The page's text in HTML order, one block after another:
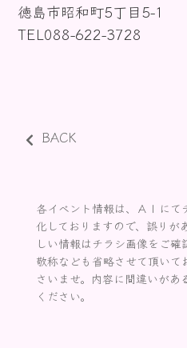
徳島市昭和町5丁目5-1
TEL088-622-3728
BACK
各イベント情報は、ＡＩに
化しておりますので、誤りが
しい情報はチラシ画像をご確
敬称なども省略させて頂いて
さいませ。内容に間違いがあ
ください。